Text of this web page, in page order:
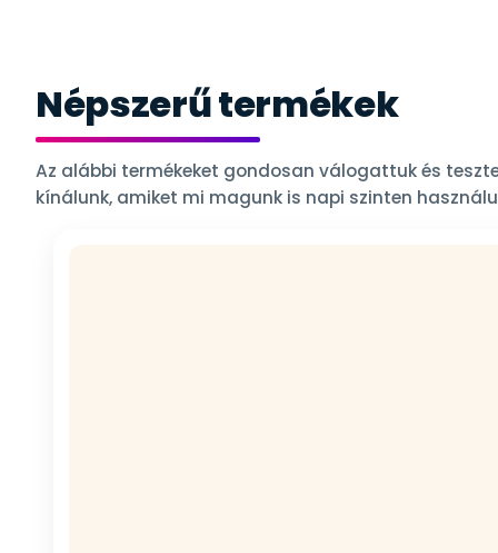
Népszerű termékek
Az alábbi termékeket gondosan válogattuk és
kínálunk, amiket mi magunk is napi szinten